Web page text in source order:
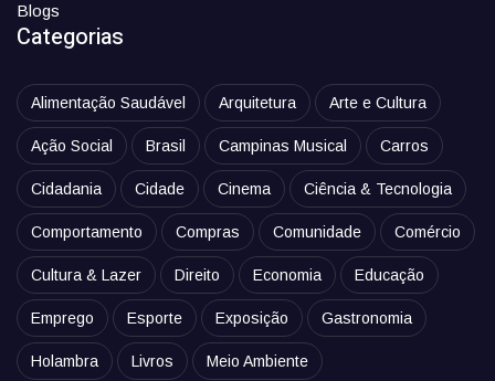
Blogs
Categorias
Alimentação Saudável Arquitetura Arte e Cultura
Ação Social Brasil Campinas Musical Carros
Cidadania Cidade Cinema Ciência & Tecnologia
Comportamento Compras Comunidade Comércio
Cultura & Lazer Direito Economia Educação
Emprego Esporte Exposição Gastronomia
Holambra Livros Meio Ambiente